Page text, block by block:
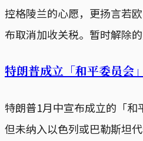
控格陵兰的心愿，更扬言若
布取消加收关税。暂时解除
特朗普成立「和平委员会
特朗普1月中宣布成立的「和
但未纳入以色列或巴勒斯坦